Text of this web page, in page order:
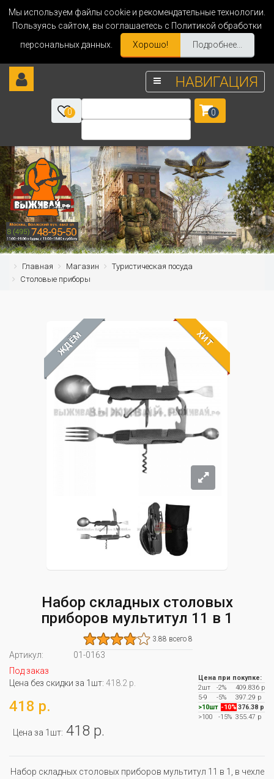
Мы используем файлы cookie и рекомендательные технологии.
Пользуясь сайтом, вы соглашаетесь с Политикой обработки
персональных данных.
Хорошо! Подробнее...
НАВИГАЦИЯ
0 0
Главная Магазин
Туристическая посуда
Столовые приборы
ЖДЁМ ХИТ
Набор складных столовых
приборов мультитул 11 в 1
3.88 всего 8
Артикул:
01-0163
Под заказ
Цена без скидки за 1шт: 418.2 р.
418 р.
Цена за 1шт: 418 р.
Цена при покупке:
2шт
-2%
409.836 р
5-9
-5%
397.29 р
>10шт -10% 376.38 р
>100
-15% 355.47 р
Набор складных столовых приборов мультитул 11 в 1, в чехле